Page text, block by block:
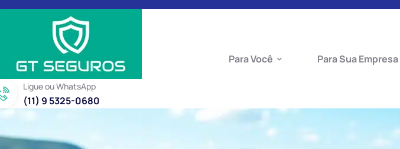
Ligue ou WhatsApp
(11) 9 5325-0680
Para Você Para Sua Empresa